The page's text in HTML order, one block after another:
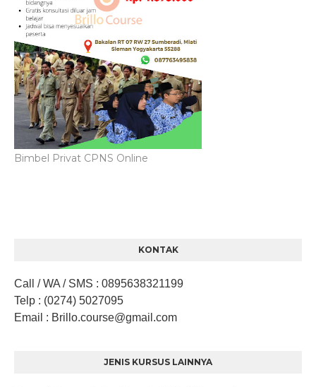
Bimbel Privat CPNS Online
KONTAK
Call / WA / SMS : 0895638321199
Telp : (0274) 5027095
Email : Brillo.course@gmail.com
JENIS KURSUS LAINNYA